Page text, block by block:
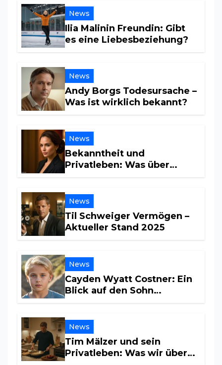
News
Ilia Malinin Freundin: Gibt
es eine Liebesbeziehung?
News
Andy Borgs Todesursache –
Was ist wirklich bekannt?
News
Bekanntheit und
Privatleben: Was über
News
Til Schweiger Vermögen –
Aktueller Stand 2025
News
Cayden Wyatt Costner: Ein
Blick auf den Sohn
News
Tim Mälzer und sein
Privatleben: Was wir über